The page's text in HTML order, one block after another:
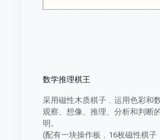
数学推理棋王
采用磁性木质棋子﹐运用色彩和
观察、想像、推理、分析和判断
明。
(配有一块操作板﹐16枚磁性棋子